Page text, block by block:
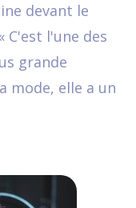
devant le
C'est l'une des
grande
mode, elle a un